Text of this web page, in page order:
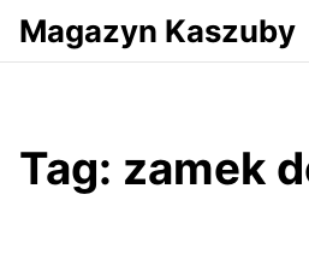
Przejdź do serwisu
Magazyn Kaszuby
Tag: zamek